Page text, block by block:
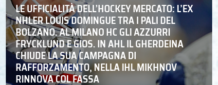
LE UFFICIALITÀ DELL’HOCKEY MERCATO: L’EX
NHLER LOUIS DOMINGUE TRA I PALI DEL
BOLZANO. AL MILANO HC GLI AZZURRI
FRYCKLUND E GIOS. IN AHL IL GHERDEINA
CHIUDE LA SUA CAMPAGNA DI
RAFFORZAMENTO, NELLA IHL MIKHNOV
RINNOVA COL FASSA